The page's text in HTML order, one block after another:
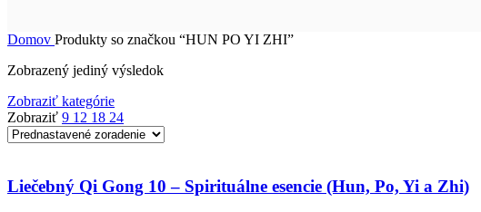
Domov Produkty so značkou “HUN PO YI ZHI”
Zobrazený jediný výsledok
Zobraziť kategórie
Zobraziť 9 12 18 24
Liečebný Qi Gong 10 – Spirituálne esencie (Hun, Po, Yi a Zhi)